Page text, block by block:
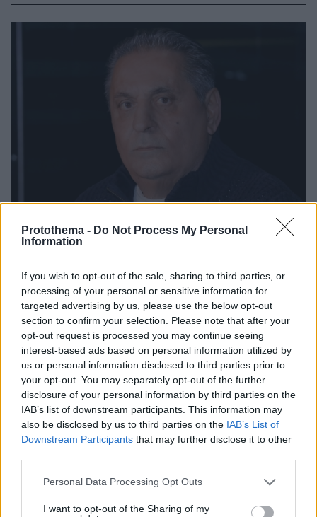
Protothema - Do Not Process My Personal
Information
If you wish to opt-out of the sale, sharing to third parties, or
processing of your personal or sensitive information for
targeted advertising by us, please use the below opt-out
section to confirm your selection. Please note that after your
opt-out request is processed you may continue seeing
interest-based ads based on personal information utilized by
us or personal information disclosed to third parties prior to
your opt-out. You may separately opt-out of the further
disclosure of your personal information by third parties on the
IAB’s list of downstream participants. This information may
also be disclosed by us to third parties on the IAB’s List of
Downstream Participants that may further disclose it to other
Please note that this website/app uses one or more Google
not limited to your visit or usage behaviour. You may click to
Personal Data Processing Opt Outs
I want to opt-out of the Sharing of my
Ο εγγονός του Χριστοδουλόπουλου δεν θα γίνει ποτέ
όνομα, γιατί είναι ίδιος φωνητικά και έχει ίδια
συμπεριφορά, είπε ο Μελάς
Δεν θα γίνει ποτέ όνομα αυτό το παλικάρι, τόνισε ο
τραγουδιστής
20.01.2025, 16:05 15